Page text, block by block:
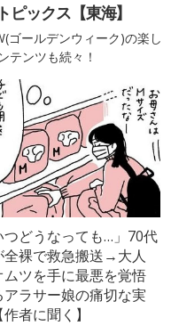
ピックス【東海】
ゴールデンウィーク)の楽し
テンツも続々！
つどうなっても…」70代
全裸で救急搬送→大人
ムツを手に最悪を覚悟
アラサー娘の痛切な実
者に聞く】